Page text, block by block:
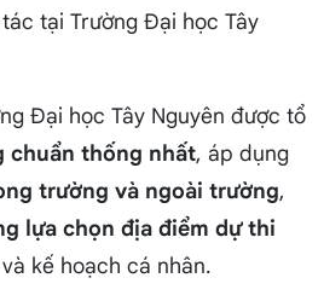
tại Trường Đại học Tây
Đại học Tây Nguyên được tổ
chuẩn thống nhất, áp dụng
trường và ngoài trường,
lựa chọn địa điểm dự thi
kế hoạch cá nhân.